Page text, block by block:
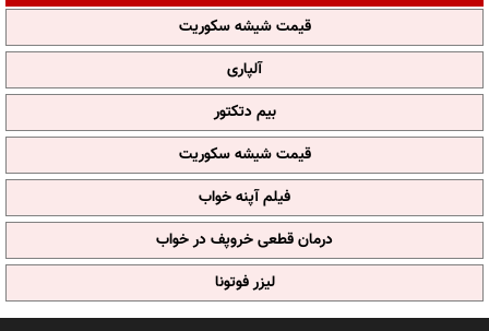
قیمت شیشه سکوریت
آلپاری
بیم دتکتور
قیمت شیشه سکوریت
فیلم آپنه خواب
درمان قطعی خروپف در خواب
لیزر فوتونا